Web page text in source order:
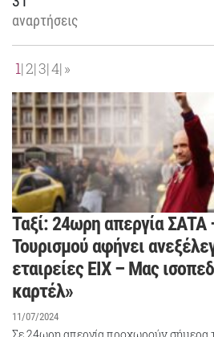
αναρτήσεις
1 2 3 4 »
Ταξί: 24ωρη απεργία ΣΑΤΑ
Τουρισμού αφήνει
εταιρείες ΕΙΧ – Μας
καρτέλ»
11/07/2024